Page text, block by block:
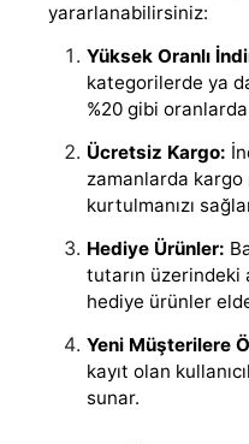
yararlanabilirsiniz:
Yüksek Oranlı
kategorilerde ya
%20 gibi
Ücretsiz Kargo:
zamanlarda kargo
kurtulmanızı
Hediye Ürünler:
tutarın üzerindeki
hediye ürünler
Yeni Müşterilere
kayıt olan
sunar.